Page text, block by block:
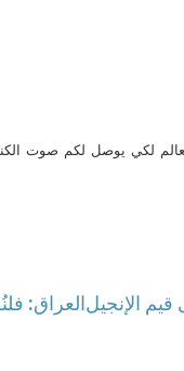
لكي يوصل لكم صوت
العراق:الإنجيل